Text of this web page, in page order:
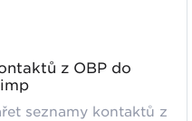
z OBP do
seznamy kontaktů z